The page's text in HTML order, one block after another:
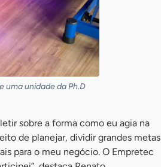
uma unidade da Ph.D
sobre a forma como eu agia na
de planejar, dividir grandes metas
para o meu negócio. O Empretec